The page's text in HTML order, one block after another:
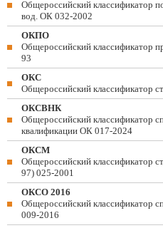
Общероссийский классификатор
вод. ОК 032-2002
ОКПО
Общероссийский классификатор
93
ОКС
Общероссийский
ОКСВНК
Общероссийский классификатор
квалификации ОК 017-2024
ОКСМ
Общероссийский
97) 025-2001
ОКСО 2016
Общероссийский классификатор
009-2016